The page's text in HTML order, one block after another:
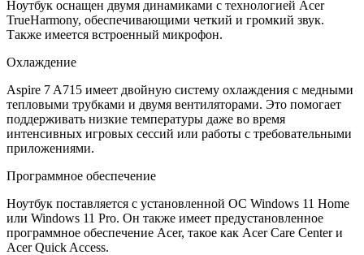
Ноутбук оснащен двумя динамиками с технологией Acer
TrueHarmony, обеспечивающими четкий и громкий звук.
Также имеется встроенный микрофон.
Охлаждение
Aspire 7 A715 имеет двойную систему охлаждения с медными
тепловыми трубками и двумя вентиляторами. Это помогает
поддерживать низкие температуры даже во время
интенсивных игровых сессий или работы с требовательными
приложениями.
Программное обеспечение
Ноутбук поставляется с установленной ОС Windows 11 Home
или Windows 11 Pro. Он также имеет предустановленное
программное обеспечение Acer, такое как Acer Care Center и
Acer Quick Access.